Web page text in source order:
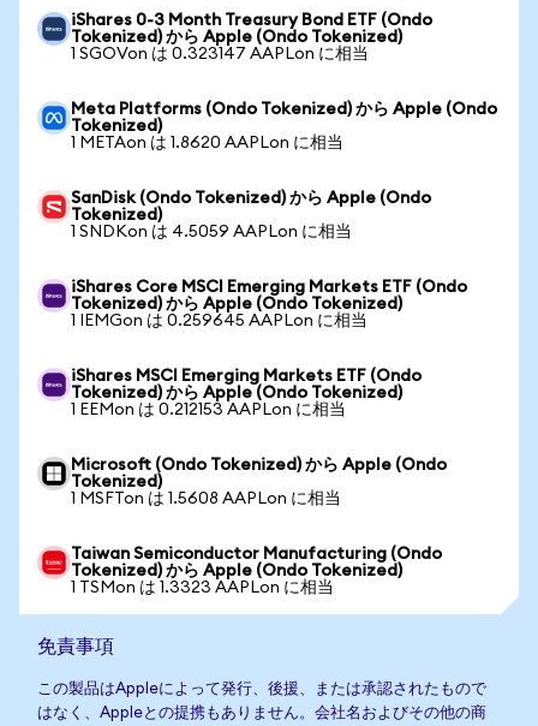
iShares 0-3 Month Treasury Bond ETF (Ondo
Tokenized) から Apple (Ondo Tokenized)
1 SGOVon は 0.323147 AAPLon に相当
Meta Platforms (Ondo Tokenized) から Apple (Ondo
Tokenized)
1 METAon は 1.8620 AAPLon に相当
SanDisk (Ondo Tokenized) から Apple (Ondo
Tokenized)
1 SNDKon は 4.5059 AAPLon に相当
iShares Core MSCI Emerging Markets ETF (Ondo
Tokenized) から Apple (Ondo Tokenized)
1 IEMGon は 0.259645 AAPLon に相当
iShares MSCI Emerging Markets ETF (Ondo
Tokenized) から Apple (Ondo Tokenized)
1 EEMon は 0.212153 AAPLon に相当
Microsoft (Ondo Tokenized) から Apple (Ondo
Tokenized)
1 MSFTon は 1.5608 AAPLon に相当
Taiwan Semiconductor Manufacturing (Ondo
Tokenized) から Apple (Ondo Tokenized)
1 TSMon は 1.3323 AAPLon に相当
免責事項
この製品はAppleによって発行、後援、または承認されたもので
はなく、Appleとの提携もありません。会社名およびその他の商